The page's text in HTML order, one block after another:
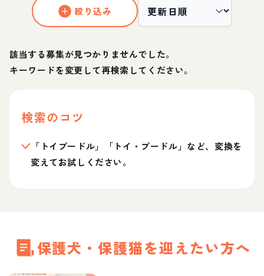
絞り込み
該当する募集が見つかりませんでした。
キーワードを変更して再検索してください。
検索のコツ
「トイプードル」「トイ・プードル」など、変換を
変えてお試しください。
保護犬・保護猫を迎えたい方へ